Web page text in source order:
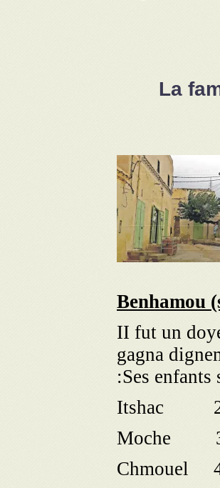
La
Benhamou
II fut un
gagna
Ses enfants
Itshac
Moche
Chmouel